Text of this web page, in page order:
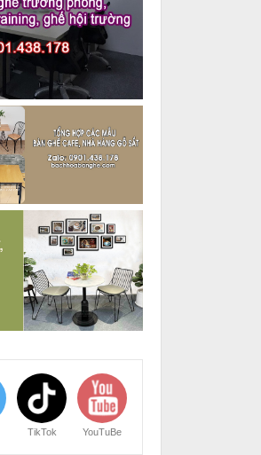
TikTok YouTuBe